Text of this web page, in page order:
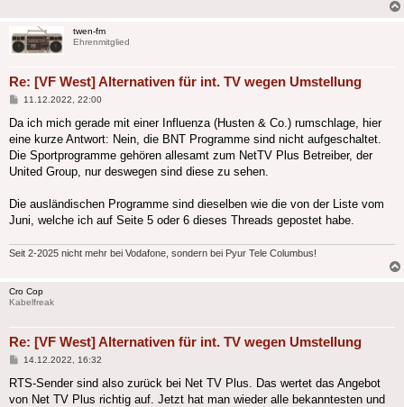
twen-fm
Ehrenmitglied
Re: [VF West] Alternativen für int. TV wegen Umstellung
Beitrag
11.12.2022, 22:00
Da ich mich gerade mit einer Influenza (Husten & Co.) rumschlage, hier
eine kurze Antwort: Nein, die BNT Programme sind nicht aufgeschaltet.
Die Sportprogramme gehören allesamt zum NetTV Plus Betreiber, der
United Group, nur deswegen sind diese zu sehen.
Die ausländischen Programme sind dieselben wie die von der Liste vom
Juni, welche ich auf Seite 5 oder 6 dieses Threads gepostet habe.
Seit 2-2025 nicht mehr bei Vodafone, sondern bei Pyur Tele Columbus!
Cro Cop
Kabelfreak
Re: [VF West] Alternativen für int. TV wegen Umstellung
Beitrag
14.12.2022, 16:32
RTS-Sender sind also zurück bei Net TV Plus. Das wertet das Angebot
von Net TV Plus richtig auf. Jetzt hat man wieder alle bekanntesten und